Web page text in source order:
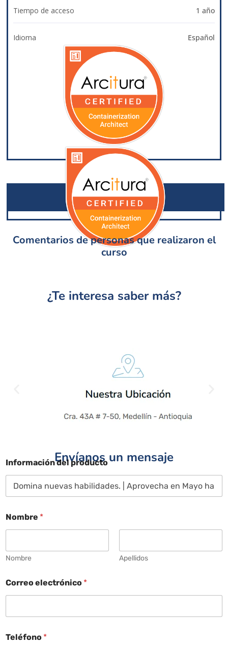
Tiempo de acceso 1 año
Idioma Español
Comentarios de personas que realizaron el
curso
¿Te interesa saber más?
Envíanos un mensaje
Información del producto
Nombre *
Nombre Apellidos
Correo electrónico *
Teléfono *